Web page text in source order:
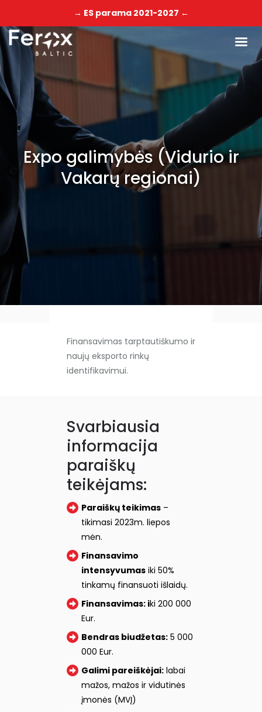
→ ES parama 2021-2027 ←
Expo galimybės (Vidurio ir
Vakarų regionai)
Finansavimas tarptautiškumo ir
naujų eksporto rinkų
identifikavimui.
Svarbiausia
informacija
paraiškų
teikėjams:
Paraiškų teikimas –
tikimasi 2023m. liepos
mėn.
Finansavimo
intensyvumas iki 50%
tinkamų finansuoti išlaidų.
Finansavimas: iki 200 000
Eur.
Bendras biudžetas: 5 000
000 Eur.
Galimi pareiškėjai: labai
mažos, mažos ir vidutinės
įmonės (MVĮ)